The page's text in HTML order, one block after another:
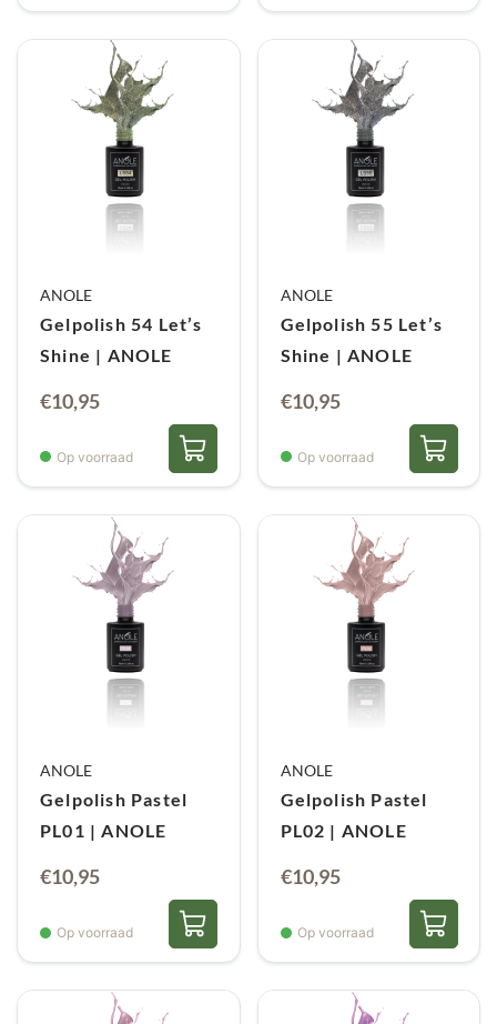
ANOLE
Gelpolish 54 Let’s
Shine | ANOLE
€10,95
Op voorraad
ANOLE
Gelpolish 55 Let’s
Shine | ANOLE
€10,95
Op voorraad
ANOLE
Gelpolish Pastel
PL01 | ANOLE
€10,95
Op voorraad
ANOLE
Gelpolish Pastel
PL02 | ANOLE
€10,95
Op voorraad